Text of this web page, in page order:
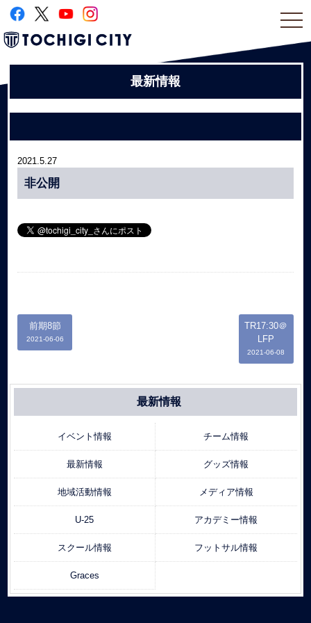
最新情報
2021.5.27
非公開
前期8節
2021-06-06
TR17:30＠
LFP
2021-06-08
最新情報
イベント情報 チーム情報
最新情報 グッズ情報
地域活動情報 メディア情報
U-25 アカデミー情報
スクール情報 フットサル情報
Graces